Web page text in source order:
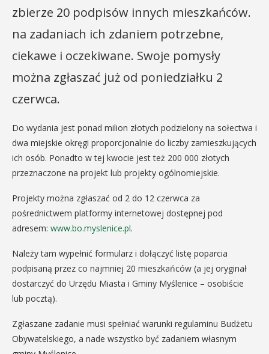
zbierze 20 podpisów innych mieszkańców.
na zadaniach ich zdaniem potrzebne,
ciekawe i oczekiwane. Swoje pomysły
można zgłaszać już od poniedziałku 2
czerwca.
Do wydania jest ponad milion złotych podzielony na sołectwa i
dwa miejskie okręgi proporcjonalnie do liczby zamieszkujących
ich osób. Ponadto w tej kwocie jest też 200 000 złotych
przeznaczone na projekt lub projekty ogólnomiejskie.
Projekty można zgłaszać od 2 do 12 czerwca za
pośrednictwem platformy internetowej dostępnej pod
adresem: www.bo.myslenice.pl.
Należy tam wypełnić formularz i dołączyć listę poparcia
podpisaną przez co najmniej 20 mieszkańców (a jej oryginał
dostarczyć do Urzędu Miasta i Gminy Myślenice – osobiście
lub pocztą).
Zgłaszane zadanie musi spełniać warunki regulaminu Budżetu
Obywatelskiego, a nade wszystko być zadaniem własnym